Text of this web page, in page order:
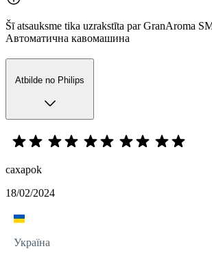
Šī atsauksme tika uzrakstīta par GranAroma
Автоматична кавомашина
Atbilde no Philips
caxapok
18/02/2024
Україна